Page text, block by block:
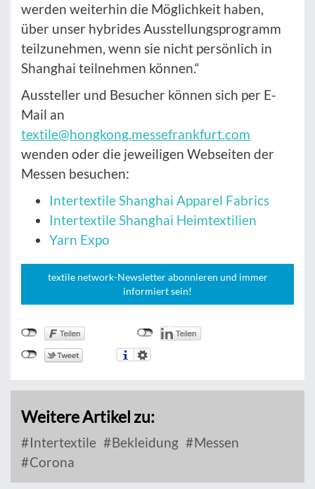
werden weiterhin die Möglichkeit haben,
über unser hybrides Ausstellungsprogramm
teilzunehmen, wenn sie nicht persönlich in
Shanghai teilnehmen können.“
Aussteller und Besucher können sich per E-
Mail an
textile@hongkong.messefrankfurt.com
wenden oder die jeweiligen Webseiten der
Messen besuchen:
Intertextile Shanghai Apparel Fabrics
Intertextile Shanghai Heimtextilien
Yarn Expo
textile network-Newsletter abonnieren und immer
informiert sein!
Weitere Artikel zu:
Intertextile Bekleidung
Messen
Corona